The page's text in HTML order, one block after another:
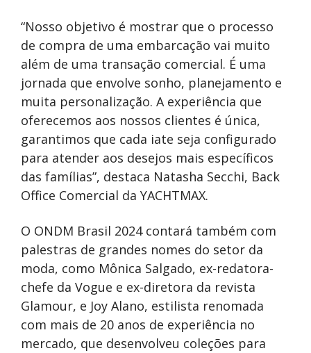
“Nosso objetivo é mostrar que o processo
de compra de uma embarcação vai muito
além de uma transação comercial. É uma
jornada que envolve sonho, planejamento e
muita personalização. A experiência que
oferecemos aos nossos clientes é única,
garantimos que cada iate seja configurado
para atender aos desejos mais específicos
das famílias”, destaca Natasha Secchi, Back
Office Comercial da YACHTMAX.
O ONDM Brasil 2024 contará também com
palestras de grandes nomes do setor da
moda, como Mônica Salgado, ex-redatora-
chefe da Vogue e ex-diretora da revista
Glamour, e Joy Alano, estilista renomada
com mais de 20 anos de experiência no
mercado, que desenvolveu coleções para